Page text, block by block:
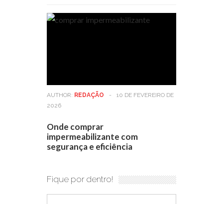
AUTHOR: REDAÇÃO -
10 DE FEVEREIRO DE
2026
Onde comprar
impermeabilizante com
segurança e eficiência
Fique por dentro!